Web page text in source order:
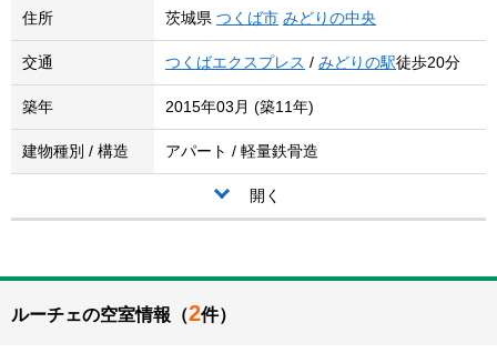
住所 茨城県 つくば市 みどりの中央
交通 つくばエクスプレス / みどりの駅徒歩20分
築年 2015年03月 (築11年)
建物種別 / 構造 アパート / 軽量鉄骨造
開く
ルーチェの空室情報（2件）